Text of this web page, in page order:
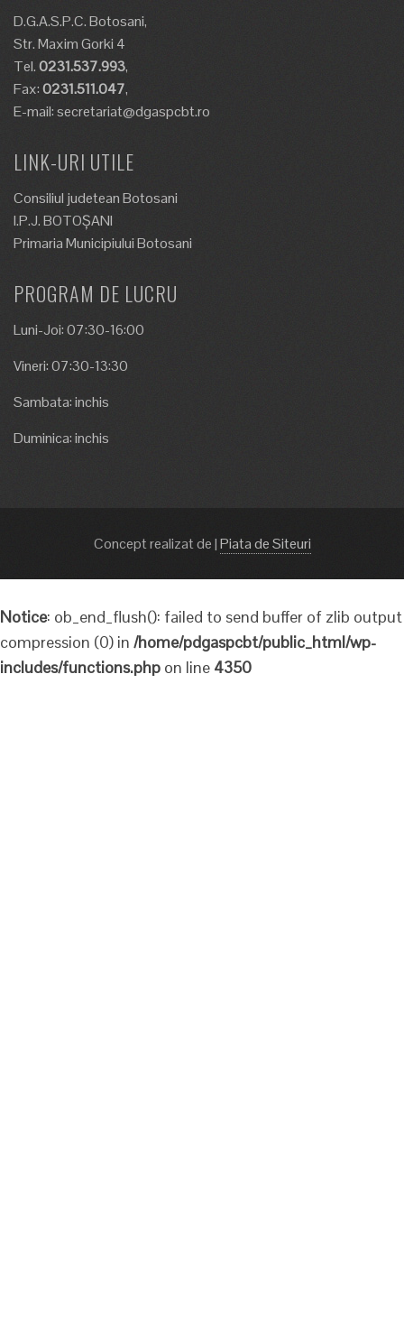
D.G.A.S.P.C. Botosani,
Str. Maxim Gorki 4
Tel.0231.537.993,
Fax:0231.511.047,
E-mail: secretariat@dgaspcbt.ro
LINK-URI UTILE
Consiliul judetean Botosani
I.P.J. BOTOȘANI
Primaria Municipiului Botosani
PROGRAM DE LUCRU
Luni-Joi: 07:30-16:00
Vineri: 07:30-13:30
Sambata: inchis
Duminica: inchis
Concept realizat de|Piata de Siteuri
Notice: ob_end_flush(): failed to send buffer of zlib output
compression (0) in /home/pdgaspcbt/public_html/wp-
includes/functions.php on line 4350